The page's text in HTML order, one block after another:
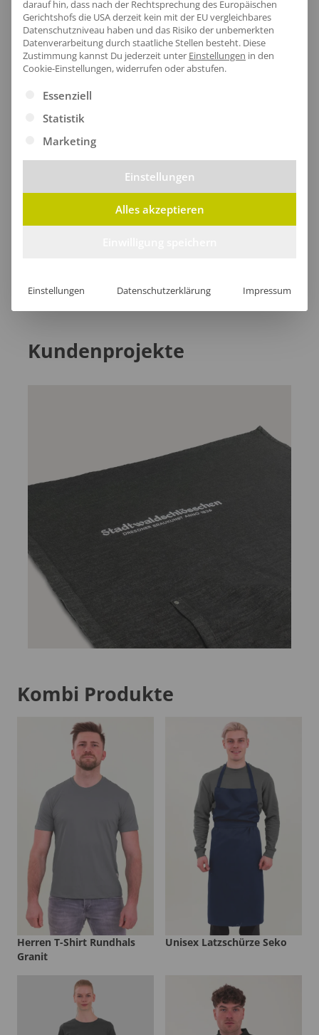
modernen Akzent setzen.
Größentabelle
Kundenprojekte
Kombi Produkte
Herren T-Shirt Rundhals
Granit
Unisex Latzschürze Seko
darauf hin, dass nach der Rechtsprechung des Europäischen
Gerichtshofs die USA derzeit kein mit der EU vergleichbares
Datenschutzniveau haben und das Risiko der unbemerkten
Datenverarbeitung durch staatliche Stellen besteht. Diese
Zustimmung kannst Du jederzeit unter Einstellungen in den
Cookie-Einstellungen, widerrufen oder abstufen.
Es folgt eine Liste der Service-Gruppen, für die eine
Essenziell
Statistik
Marketing
Einstellungen
Alles akzeptieren
Einstellungen Datenschutzerklärung Impressum